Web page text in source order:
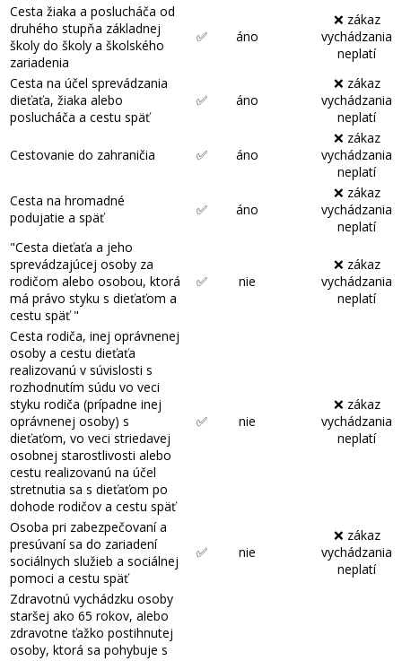
Cesta žiaka a poslucháča od
druhého stupňa základnej
školy do školy a školského
zariadenia
✅ áno
❌ zákaz
vychádzania
neplatí
Cesta na účel sprevádzania
dieťaťa, žiaka alebo
poslucháča a cestu späť
✅ áno
❌ zákaz
vychádzania
neplatí
Cestovanie do zahraničia ✅ áno
❌ zákaz
vychádzania
neplatí
Cesta na hromadné
podujatie a späť
✅ áno
❌ zákaz
vychádzania
neplatí
"Cesta dieťaťa a jeho
sprevádzajúcej osoby za
rodičom alebo osobou, ktorá
má právo styku s dieťaťom a
cestu späť "
✅ nie
❌ zákaz
vychádzania
neplatí
Cesta rodiča, inej oprávnenej
osoby a cestu dieťaťa
realizovanú v súvislosti s
rozhodnutím súdu vo veci
styku rodiča (prípadne inej
oprávnenej osoby) s
dieťaťom, vo veci striedavej
osobnej starostlivosti alebo
cestu realizovanú na účel
stretnutia sa s dieťaťom po
dohode rodičov a cestu späť
✅ nie
❌ zákaz
vychádzania
neplatí
Osoba pri zabezpečovaní a
presúvaní sa do zariadení
sociálnych služieb a sociálnej
pomoci a cestu späť
✅ nie
❌ zákaz
vychádzania
neplatí
Zdravotnú vychádzku osoby
staršej ako 65 rokov, alebo
zdravotne ťažko postihnutej
osoby, ktorá sa pohybuje s